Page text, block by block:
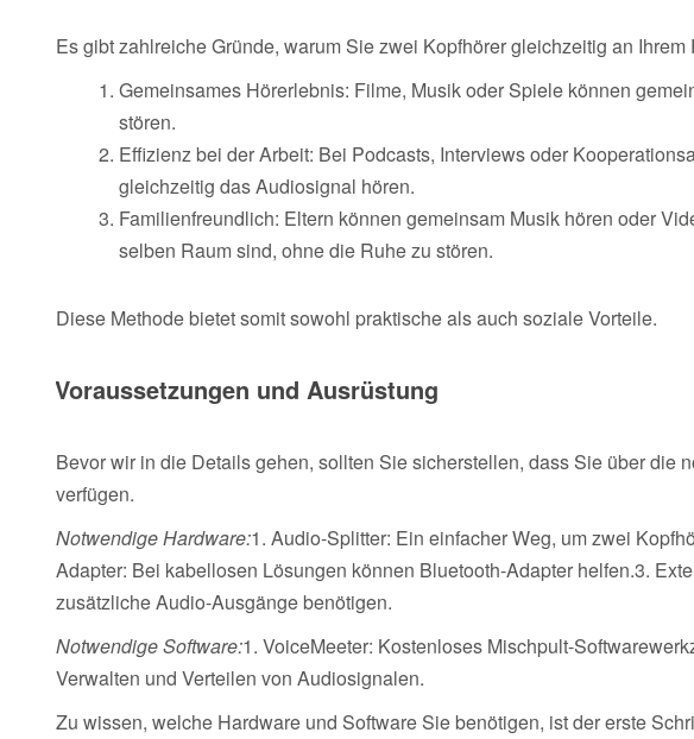
Es gibt zahlreiche Gründe, warum Sie zwei Kopfhörer gleichzeitig an
Gemeinsames Hörerlebnis: Filme, Musik oder Spiele können
stören.
Effizienz bei der Arbeit: Bei Podcasts, Interviews oder
gleichzeitig das Audiosignal hören.
Familienfreundlich: Eltern können gemeinsam Musik hören oder
selben Raum sind, ohne die Ruhe zu stören.
Diese Methode bietet somit sowohl praktische als auch soziale Vorteile.
Voraussetzungen und Ausrüstung
Bevor wir in die Details gehen, sollten Sie sicherstellen, dass Sie über die
verfügen.
Notwendige Hardware:1. Audio-Splitter: Ein einfacher Weg, um zwei
Adapter: Bei kabellosen Lösungen können Bluetooth-Adapter helfen.3.
zusätzliche Audio-Ausgänge benötigen.
Notwendige Software:1. VoiceMeeter: Kostenloses Mischpult-
Verwalten und Verteilen von Audiosignalen.
Zu wissen, welche Hardware und Software Sie benötigen, ist der erste